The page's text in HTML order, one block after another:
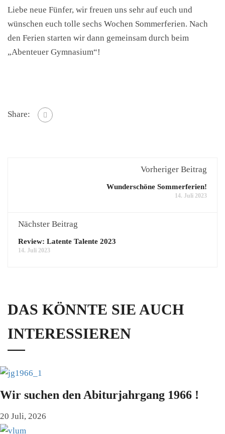
Liebe neue Fünfer, wir freuen uns sehr auf euch und
wünschen euch tolle sechs Wochen Sommerferien. Nach
den Ferien starten wir dann gemeinsam durch beim
„Abenteuer Gymnasium“!
Share:
Vorheriger Beitrag
Wunderschöne Sommerferien!
14. Juli 2023
Nächster Beitrag
Review: Latente Talente 2023
14. Juli 2023
DAS KÖNNTE SIE AUCH
INTERESSIEREN
Wir suchen den Abiturjahrgang 1966 !
20 Juli, 2026